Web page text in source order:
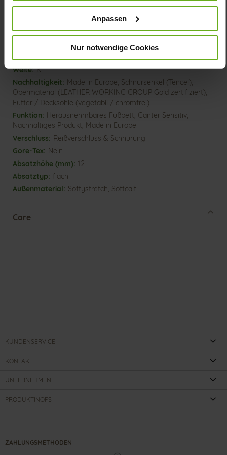
Anpassen
Nur notwendige Cookies
dämpfende PU-Sohle
Sensitiv
K
Made in Europe, Schnürsenkel (Tencel),
Obermaterial (LEATHER WORKING GROUP Gold zertifiziert),
Futter / Decksohle (vegetabil / chromfrei)
Herausnehmbares Fußbett, Ganter Sensitiv,
Nachhaltiges Produkt, Made in Europe
Reißverschluss & Schnürung
Nein
12
flach
Softystretch, Softcalf
Care
KUNDENSERVICE
KONTAKT
UNTERNEHMEN
PRODUKTINOFS
ZAHLUNGSMETHODEN